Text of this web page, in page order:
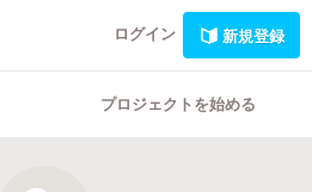
ログイン 新規登録
プロジェクトを始める